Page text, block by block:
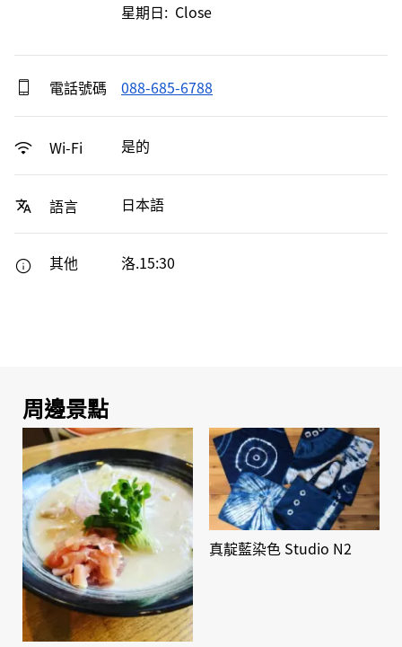
星期日: Close
電話號碼 088-685-6788
Wi-Fi 是的
語言 日本語
其他 洛.15:30
周邊景點
真靛藍染色 Studio N2